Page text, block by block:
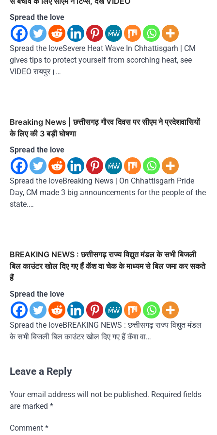
Spread the love
Spread the loveSevere Heat Wave In Chhattisgarh | CM
gives tips to protect yourself from scorching heat, see
VIDEO रायपुर।…
Breaking News | छत्तीसगढ़ गौरव दिवस पर सीएम ने प्रदेशवासियों
के लिए की 3 बड़ी घोषणा
Spread the love
Spread the loveBreaking News | On Chhattisgarh Pride
Day, CM made 3 big announcements for the people of the
state.…
BREAKING NEWS : छत्तीसगढ़ राज्य विद्युत मंडल के सभी बिजली
बिल काउंटर खोल दिए गए हैं कॅश वा चेक के माध्यम से बिल जमा कर सकते
हैं
Spread the love
Spread the loveBREAKING NEWS : छत्तीसगढ़ राज्य विद्युत मंडल
के सभी बिजली बिल काउंटर खोल दिए गए हैं कॅश वा…
Leave a Reply
Your email address will not be published. Required fields
are marked *
Comment *